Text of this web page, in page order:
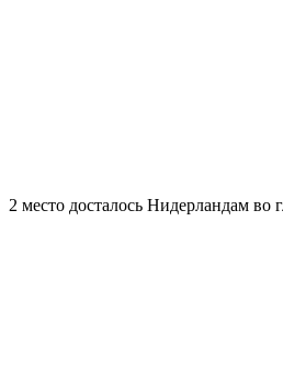
2 место досталось Нидерландам